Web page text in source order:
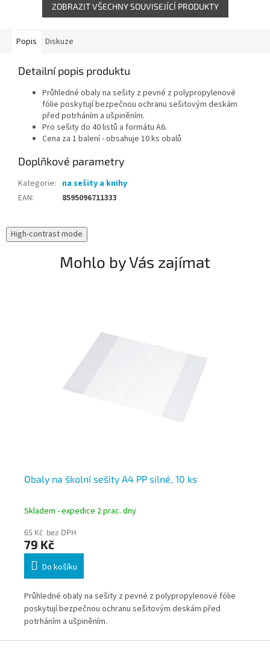
ZOBRAZIT VŠECHNY SOUVISEJÍCÍ PRODUKTY
Popis Diskuze
Detailní popis produktu
Průhledné obaly na sešity z pevné z polypropylenové
fólie poskytují bezpečnou ochranu sešitovým deskám
před potrháním a ušpiněním.
Pro sešity do 40 listů a formátu A6.
Cena za 1 balení - obsahuje 10 ks obalů
Doplňkové parametry
Kategorie: na sešity a knihy
EAN: 8595096711333
High-contrast mode
Mohlo by Vás zajímat
Obaly na školní sešity A4 PP silné, 10 ks
Skladem - expedice 2 prac. dny
65 Kč bez DPH
79 Kč
Do košíku
Průhledné obaly na sešity z pevné z polypropylenové fólie
poskytují bezpečnou ochranu sešitovým deskám před
potrháním a ušpiněním.